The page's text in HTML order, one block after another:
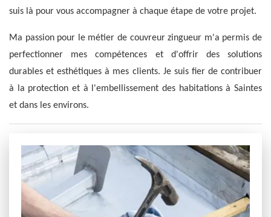
suis là pour vous accompagner à chaque étape de votre projet.
Ma passion pour le métier de couvreur zingueur m'a permis de
perfectionner mes compétences et d'offrir des solutions
durables et esthétiques à mes clients. Je suis fier de contribuer
à la protection et à l'embellissement des habitations à Saintes
et dans les environs.